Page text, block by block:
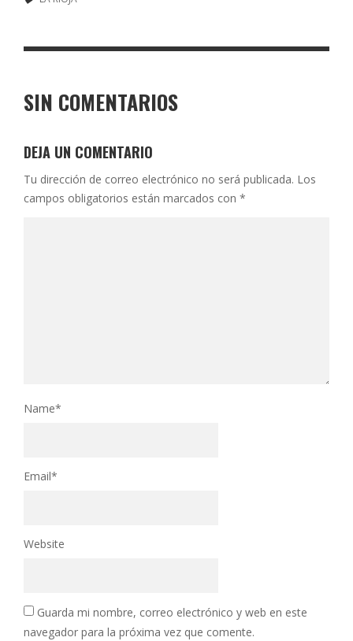
SIN COMENTARIOS
DEJA UN COMENTARIO
Tu dirección de correo electrónico no será publicada. Los
campos obligatorios están marcados con *
Name*
Email*
Website
Guarda mi nombre, correo electrónico y web en este
navegador para la próxima vez que comente.